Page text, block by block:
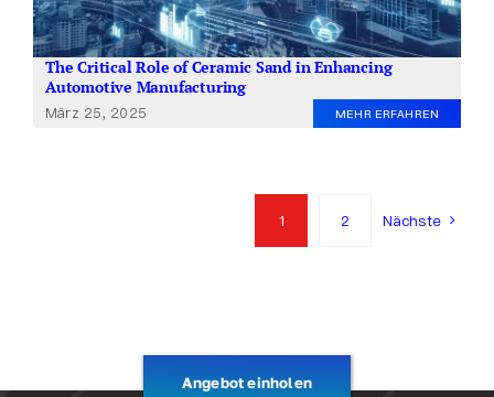
The Critical Role of Ceramic Sand in Enhancing
Automotive Manufacturing
März 25, 2025 MEHR ERFAHREN
1 2 Nächste
Angebot einholen